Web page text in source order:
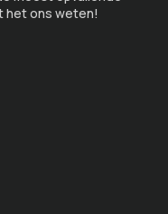
het ons weten!